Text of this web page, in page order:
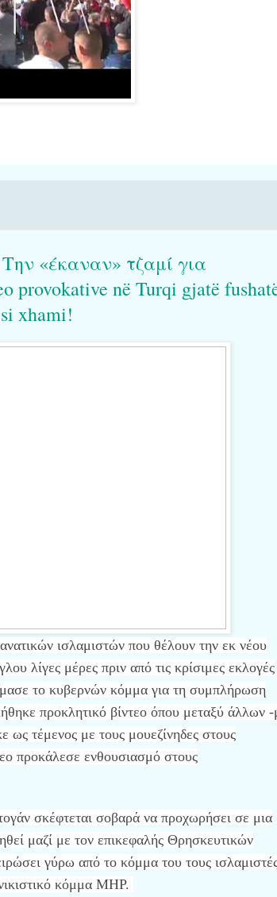
«έκαναν» τζαμί για
provokative në Turqi gjatë
xhami!
ισλαμιστών που θέλουν την εκ νέου
λίγες μέρες πριν από τις κρίσιμες εκλογές
το κυβερνών κόμμα για τη συμπλήρωση
προκλητικό βίντεο όπου μεταξύ άλλων -
ως τέμενος με τους μουεζίνηδες στους
προκάλεσε ενθουσιασμό στους
σκέφτεται σοβαρά να προχωρήσει σε μια
μαζί με τον επικεφαλής Θρησκευτικών
γύρω από το κόμμα του τους
κόμμα ΜΗΡ.